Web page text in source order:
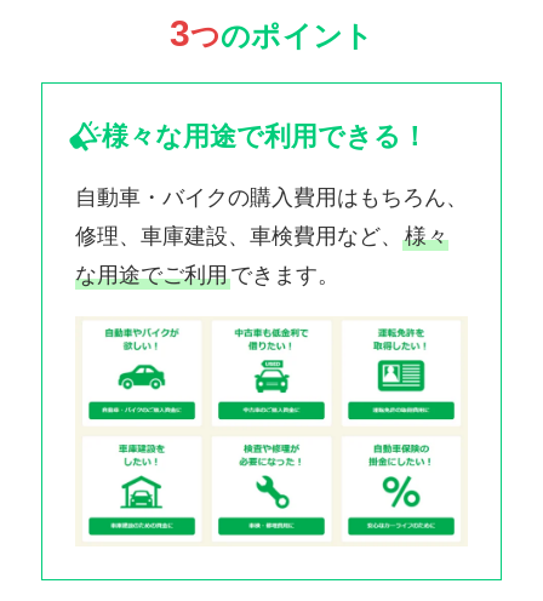
3つのポイント
様々な用途で利用できる！
自動車・バイクの購入費用はもちろん、
修理、車庫建設、車検費用など、 様々
な用途でご利用できます。